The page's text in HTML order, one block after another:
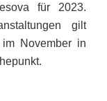
für 2023.
gilt
im November in